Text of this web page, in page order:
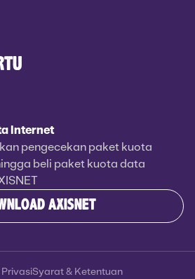
Internet
pengecekan paket kuota
beli paket kuota data
AXISNET
Syarat & Ketentuan